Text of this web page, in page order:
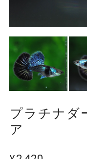
プラチナ
ア